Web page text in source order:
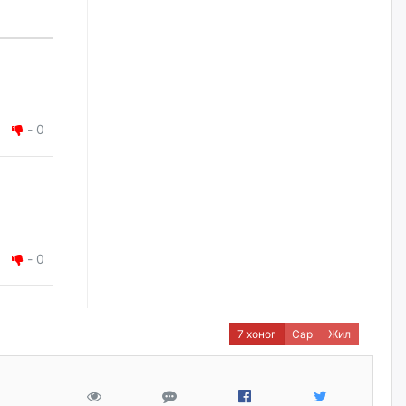
- 0
- 0
тасралтгүй үргэлжилж байна
2026/08/06
7 хоног Сар Жил